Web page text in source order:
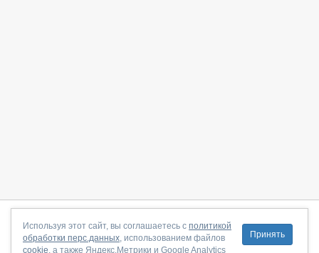
О сайте|С чего начать|Контакты|Партнёрская программа
Договор-оферта|Политика конфиденциальности
Принять
Используя этот сайт, вы соглашаетесь с политикой
обработки перс.данных, использованием файлов
cookie, а также Яндекс.Метрики и Google Analytics